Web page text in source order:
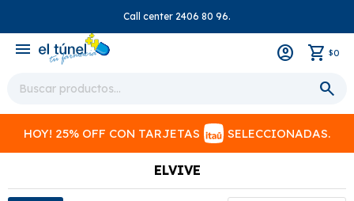
Call center 2406 80 96.
menu $0
HOY! 25% OFF CON TARJETAS SELECCIONADAS.
ELVIVE
close